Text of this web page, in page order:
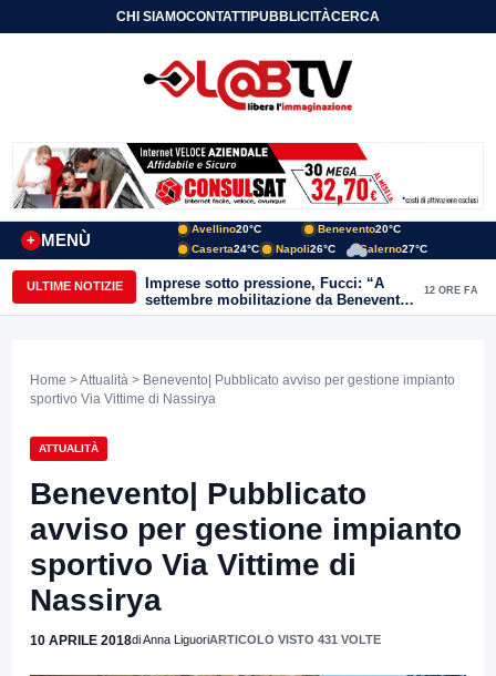
CHI SIAMOCONTATTIPUBBLICITÀCERCA
MENÙ
+
Avellino20°C Benevento20°C
Caserta24°C Napoli26°C Salerno27°C
ULTIME NOTIZIE
Imprese sotto pressione, Fucci: “A
settembre mobilitazione da Benevento
e Avellino”
12 ORE FA
Home >Attualità > Benevento| Pubblicato avviso per gestione impianto
sportivo Via Vittime di Nassirya
ATTUALITÀ
Benevento| Pubblicato
avviso per gestione impianto
sportivo Via Vittime di
Nassirya
10 APRILE 2018di Anna LiguoriARTICOLO VISTO 431 VOLTE